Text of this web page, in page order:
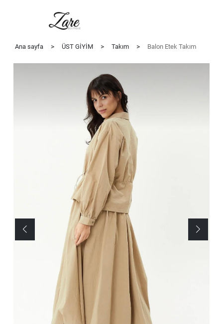
Ana sayfa > ÜST GİYİM > Takım > Balon Etek Takım